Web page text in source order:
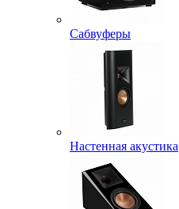
Сабвуферы
Настенная акустика